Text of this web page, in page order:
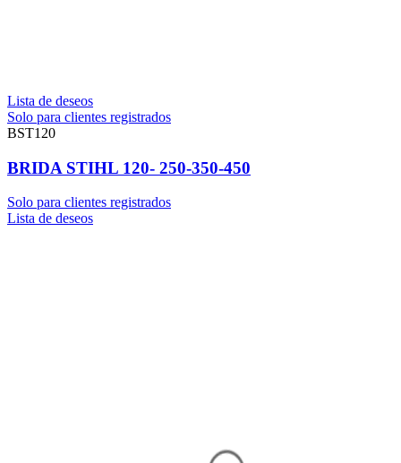
Lista de deseos
Solo para clientes registrados
BST120
BRIDA STIHL 120- 250-350-450
Solo para clientes registrados
Lista de deseos